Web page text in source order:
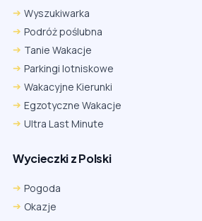
Wyszukiwarka
Podróż poślubna
Tanie Wakacje
Parkingi lotniskowe
Wakacyjne Kierunki
Egzotyczne Wakacje
Ultra Last Minute
Wycieczki z Polski
Pogoda
Okazje